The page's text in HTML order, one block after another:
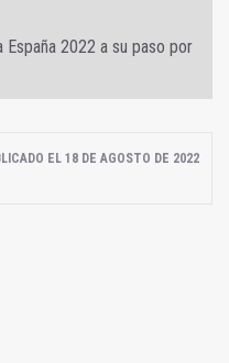
2022 a su paso por
EL 18 DE AGOSTO DE 2022